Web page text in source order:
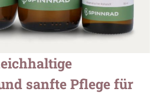
sanfte Pflege für